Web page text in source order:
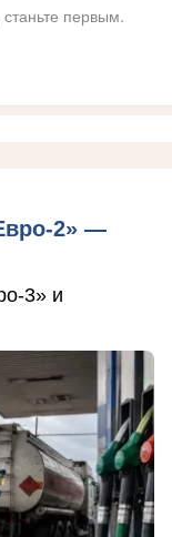
первым.
2» —
3» и